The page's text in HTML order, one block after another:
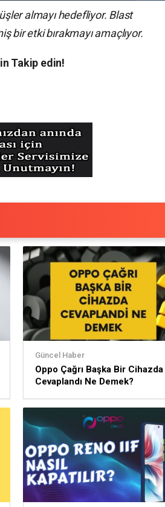
almayı hedefliyor. Blast
bir etki bırakmayı amaçlıyor.
Takip edin!
Güncel Haber
Oppo Çağrı Başka Bir Cihazda
Cevaplandı Ne Demek?